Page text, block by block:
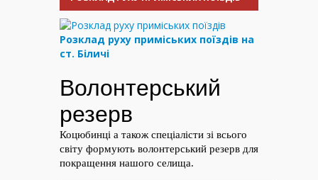
Розклад руху приміських поїздів на
ст. Біличі